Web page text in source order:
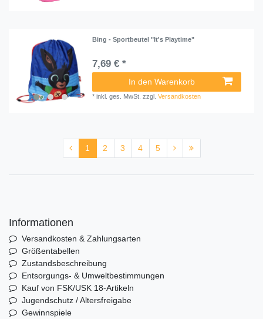
Bing - Sportbeutel "It's Playtime"
7,69 € *
In den Warenkorb
*inkl. ges. MwSt. zzgl.Versandkosten
1 2 3 4 5
Informationen
Versandkosten & Zahlungsarten
Größentabellen
Zustandsbeschreibung
Entsorgungs- & Umweltbestimmungen
Kauf von FSK/USK 18-Artikeln
Jugendschutz / Altersfreigabe
Gewinnspiele